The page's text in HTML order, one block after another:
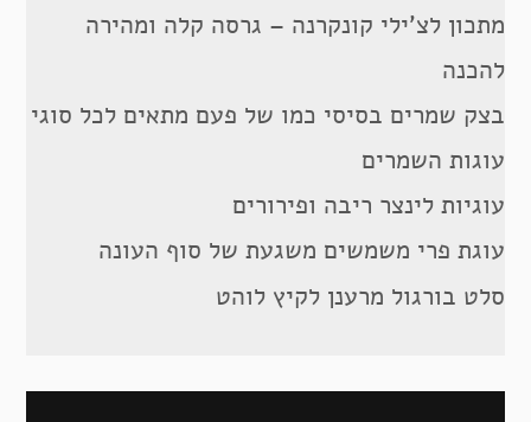
מתכון לצ’ילי קונקרנה – גרסה קלה ומהירה
להכנה
בצק שמרים בסיסי כמו של פעם מתאים לכל סוגי
עוגות השמרים
עוגיות לינצר ריבה ופירורים
עוגת פרי משמשים משגעת של סוף העונה
סלט בורגול מרענן לקיץ לוהט